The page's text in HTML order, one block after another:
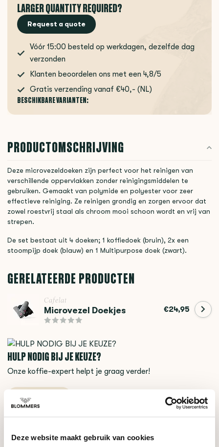
Deze website maakt gebruik van cookies
LARGER QUANTITY REQUIRED?
Request a quote
Vóór 15:00 besteld op werkdagen, dezelfde dag
verzonden
Klanten beoordelen ons met een 4,8/5
Gratis verzending vanaf €40,- (NL)
BESCHIKBARE VARIANTEN:
PRODUCTOMSCHRIJVING
Deze microvezeldoeken zijn perfect voor het reinigen van
verschillende oppervlakken zonder reinigingsmiddelen te
gebruiken. Gemaakt van polymide en polyester voor zeer
effectieve reiniging. Ze reinigen grondig en zorgen ervoor dat
zowel roestvrij staal als chroom mooi schoon wordt en vrij van
strepen.
De set bestaat uit 4 doeken; 1 koffiedoek (bruin), 2x een
stoompijp doek (blauw) en 1 Multipurpose doek (zwart).
GERELATEERDE PRODUCTEN
Cafelat
Microvezel Doekjes €24,95
HULP NODIG BIJ JE KEUZE?
Onze koffie-expert helpt je graag verder!
Stel je vraag
RECENT BEKEKEN